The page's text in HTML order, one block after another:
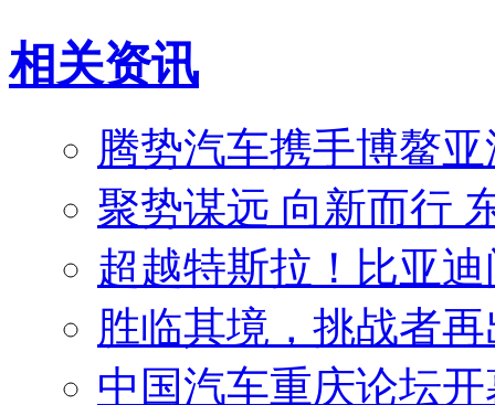
相关资讯
腾势汽车携手博鳌
聚势谋远 向新而行
超越特斯拉！比亚
胜临其境，挑战者
中国汽车重庆论坛